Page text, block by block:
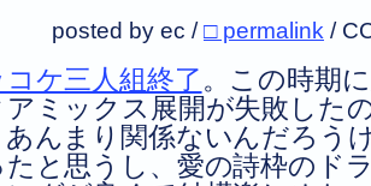
posted by ec /□ permalink /
コケ三人組終了。この時期
アミックス展開が失敗した
あんまり関係ないんだろう
たと思うし、愛の詩枠のド